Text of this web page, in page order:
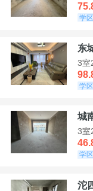
学区
东
3室
学区
城
3室
学区
沱